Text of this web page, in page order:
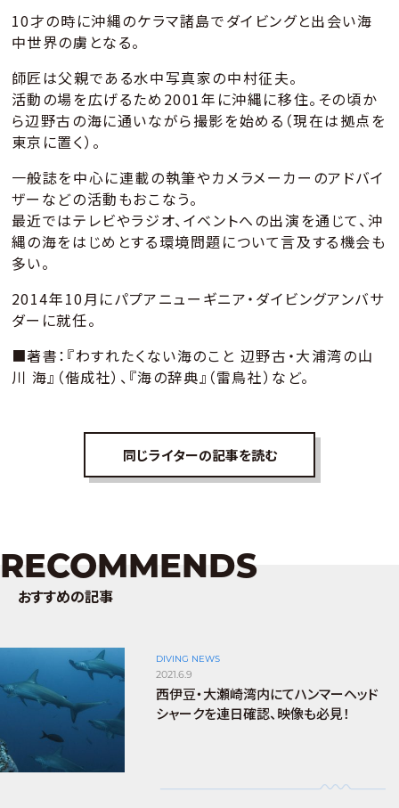
10才の時に沖縄のケラマ諸島でダイビングと出会い海
中世界の虜となる。
師匠は父親である水中写真家の中村征夫。
活動の場を広げるため2001年に沖縄に移住。その頃か
ら辺野古の海に通いながら撮影を始める（現在は拠点を
東京に置く）。
一般誌を中心に連載の執筆やカメラメーカーのアドバイ
ザーなどの活動もおこなう。
最近ではテレビやラジオ、イベントへの出演を通じて、沖
縄の海をはじめとする環境問題について言及する機会も
多い。
2014年10月にパプアニューギニア・ダイビングアンバサ
ダーに就任。
■著書：『わすれたくない海のこと 辺野古・大浦湾の山
川 海』（偕成社）、『海の辞典』（雷鳥社）など。
同じライターの記事を読む
RECOMMENDS
おすすめの記事
DIVING NEWS
2021.6.9
西伊豆・大瀬崎湾内にてハンマーヘッド
シャークを連日確認、映像も必見！